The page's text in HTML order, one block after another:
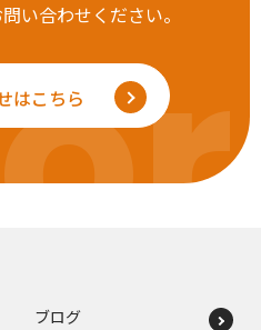
い合わせください。
はこちら
ブログ